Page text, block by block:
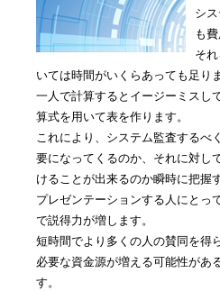
シ
も
そ
いては時間がいくらあっても足り
一人で計算するとイージーミスし
算式を用いて表を作ります。
これにより、システム監査するべ
要になってくるのか、それに対し
けることが出来るのか瞬時に把握
プレゼンテーションする人にとっ
で説得力が増します。
短時間でより多くの人の賛同を得
必要な資金源が増える可能性があ
す。